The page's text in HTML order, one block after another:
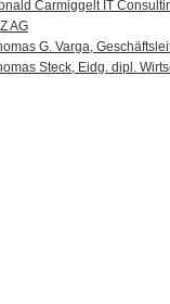
Carmiggelt IT
AG
G. Varga,
Steck, Eidg. dipl.